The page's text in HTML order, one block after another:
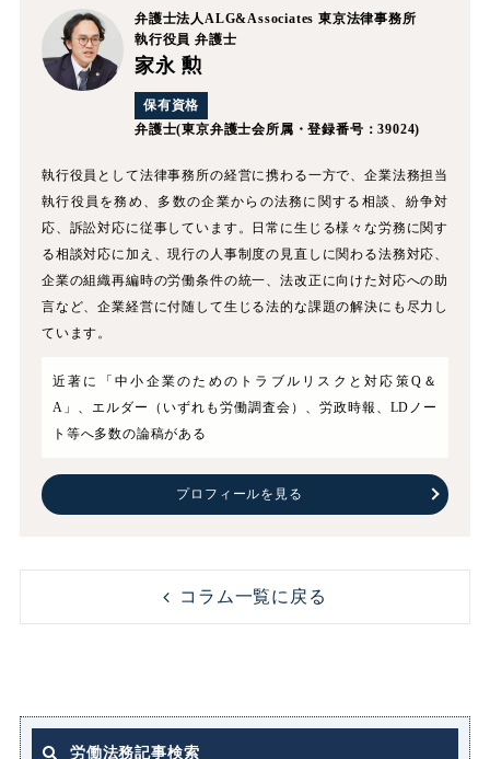
弁護士法人ALG&Associates 東京法律事務所
執行役員 弁護士
家永 勲
保有資格
弁護士(東京弁護士会所属・登録番号：39024)
執行役員として法律事務所の経営に携わる一方で、企業法務担当
執行役員を務め、多数の企業からの法務に関する相談、紛争対
応、訴訟対応に従事しています。日常に生じる様々な労務に関す
る相談対応に加え、現行の人事制度の見直しに関わる法務対応、
企業の組織再編時の労働条件の統一、法改正に向けた対応への助
言など、企業経営に付随して生じる法的な課題の解決にも尽力し
ています。
近著に「中小企業のためのトラブルリスクと対応策Q＆
A」、エルダー（いずれも労働調査会）、労政時報、LDノー
ト等へ多数の論稿がある
プロフィールを見る
コラム一覧に戻る
労働法務記事検索